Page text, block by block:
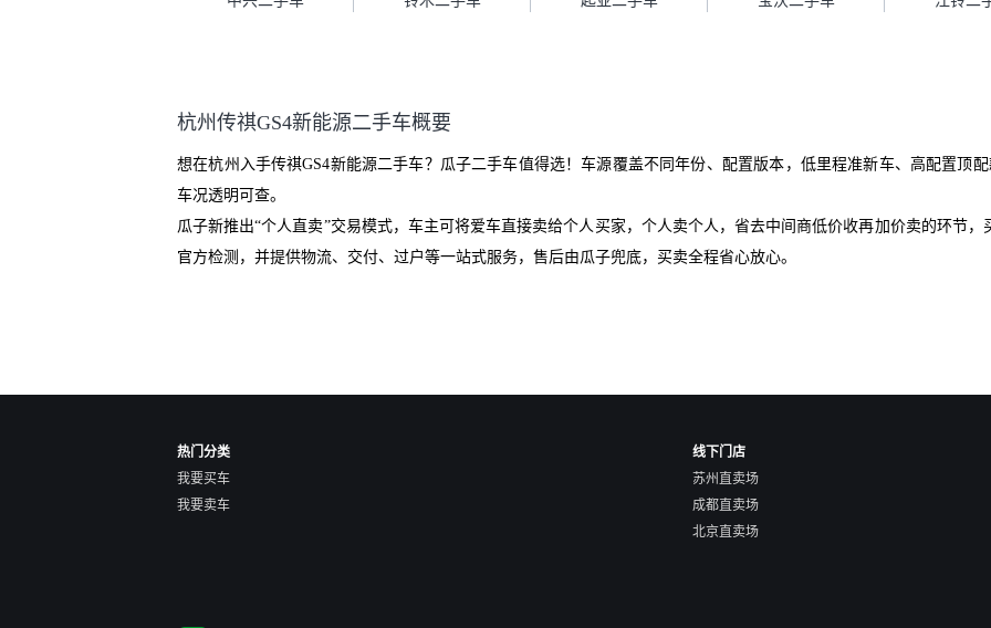
自营车的感觉是要比个人车好一
我协商，主动权在平台手里。”
杭州传祺GS4新能源二手车概要
想在杭州入手传祺GS4新能源二手车？瓜子二手车值得选！车源覆盖不同年份、配置版本，低里程准新车、高配置顶
车况透明可查。
瓜子新推出“个人直卖”交易模式，车主可将爱车直接卖给个人买家，个人卖个人，省去中间商低价收再加价卖的环节
官方检测，并提供物流、交付、过户等一站式服务，售后由瓜子兜底，买卖全程省心放心。
热门分类
我要买车
我要卖车
线下门店
苏州直卖场
成都直卖场
北京直卖场